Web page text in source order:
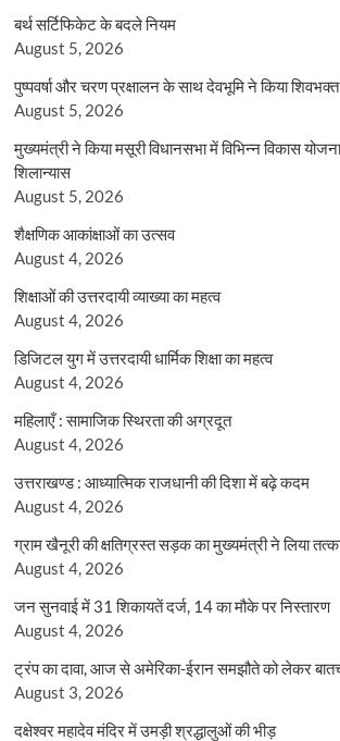
बर्थ सर्टिफिकेट के बदले नियम
August 5, 2026
पुष्पवर्षा और चरण प्रक्षालन के साथ देवभूमि ने किया
August 5, 2026
मुख्यमंत्री ने किया मसूरी विधानसभा में विभिन्न विकास
शिलान्यास
August 5, 2026
शैक्षणिक आकांक्षाओं का उत्सव
August 4, 2026
शिक्षाओं की उत्तरदायी व्याख्या का महत्व
August 4, 2026
डिजिटल युग में उत्तरदायी धार्मिक शिक्षा का महत्व
August 4, 2026
महिलाएँ : सामाजिक स्थिरता की अग्रदूत
August 4, 2026
उत्तराखण्ड : आध्यात्मिक राजधानी की दिशा में बढ़े कदम
August 4, 2026
ग्राम खैनूरी की क्षतिग्रस्त सड़क का मुख्यमंत्री ने लिया
August 4, 2026
जन सुनवाई में 31 शिकायतें दर्ज, 14 का मौके पर निस्तारण
August 4, 2026
ट्रंप का दावा, आज से अमेरिका-ईरान समझौते को लेकर
August 3, 2026
दक्षेश्वर महादेव मंदिर में उमड़ी श्रद्धालुओं की भीड़